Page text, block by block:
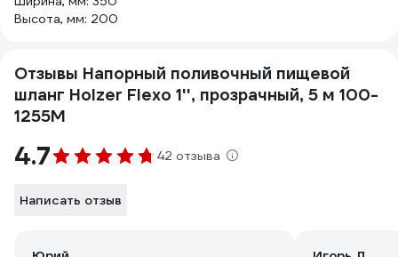
Высота, мм: 200
Отзывы Напорный поливочный пищевой
шланг Holzer Flexo 1'', прозрачный, 5 м 100-
1255M
4.7 42 отзыва
Написать отзыв